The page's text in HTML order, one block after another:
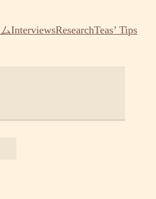
InterviewsResearchTeas’ Tips